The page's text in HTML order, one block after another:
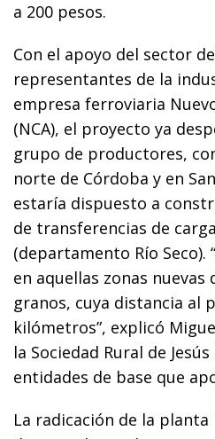
a 200 pesos.
Con el apoyo del sector
representantes de la
empresa ferroviaria
(NCA), el proyecto ya
grupo de productores,
norte de Córdoba y en
estaría dispuesto a
de transferencias de
(departamento Río Seco).
en aquellas zonas nuevas
granos, cuya distancia al
kilómetros”, explicó
la Sociedad Rural de
entidades de base que
La radicación de la